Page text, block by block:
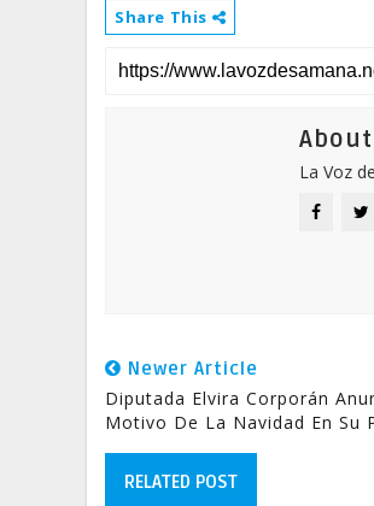
Share This
La Voz
Newer Article
Diputada Elvira Corporán
Motivo De La Navidad En Su
RELATED POST